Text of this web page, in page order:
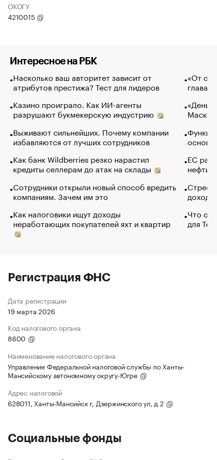
ОКОГУ
4210015
Интересное на РБК
Насколько ваш авторитет зависит от
атрибутов престижа? Тест для лидеров
Казино проиграло. Как ИИ-агенты
разрушают букмекерскую индустрию
Выживают сильнейших. Почему компании
избавляются от лучших сотрудников
Как банк Wildberries резко нарастил
кредиты селлерам до атак на склады
Сотрудники открыли новый способ вредить
компаниям. Зачем им это
Как налоговики ищут доходы
неработающих покупателей яхт и квартир
«От
глава
Маск в
основ
ЕС
нефти
Что
для
Регистрация ФНС
Дата регистрации
19 марта 2026
Код налогового органа
8600
Наименование налогового органа
Управление Федеральной налоговой службы по Ханты-
Мансийскому автономному округу-Югре
Адрес налоговой
628011, Ханты-Мансийск г, Дзержинского ул, д 2
Социальные фонды